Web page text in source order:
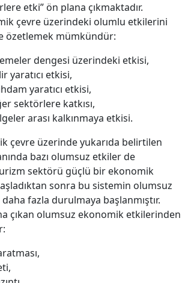
etki” ön plana çıkmaktadır.
çevre üzerindeki olumlu etkilerini
özetlemek mümkündür:
dengesi üzerindeki etkisi,
yaratıcı etkisi,
yaratıcı etkisi,
sektörlere katkısı,
arası kalkınmaya etkisi.
çevre üzerinde yukarıda belirtilen
bazı olumsuz etkiler de
sektörü güçlü bir ekonomik
sonra bu sistemin olumsuz
fazla durulmaya başlanmıştır.
çıkan olumsuz ekonomik etkilerinden